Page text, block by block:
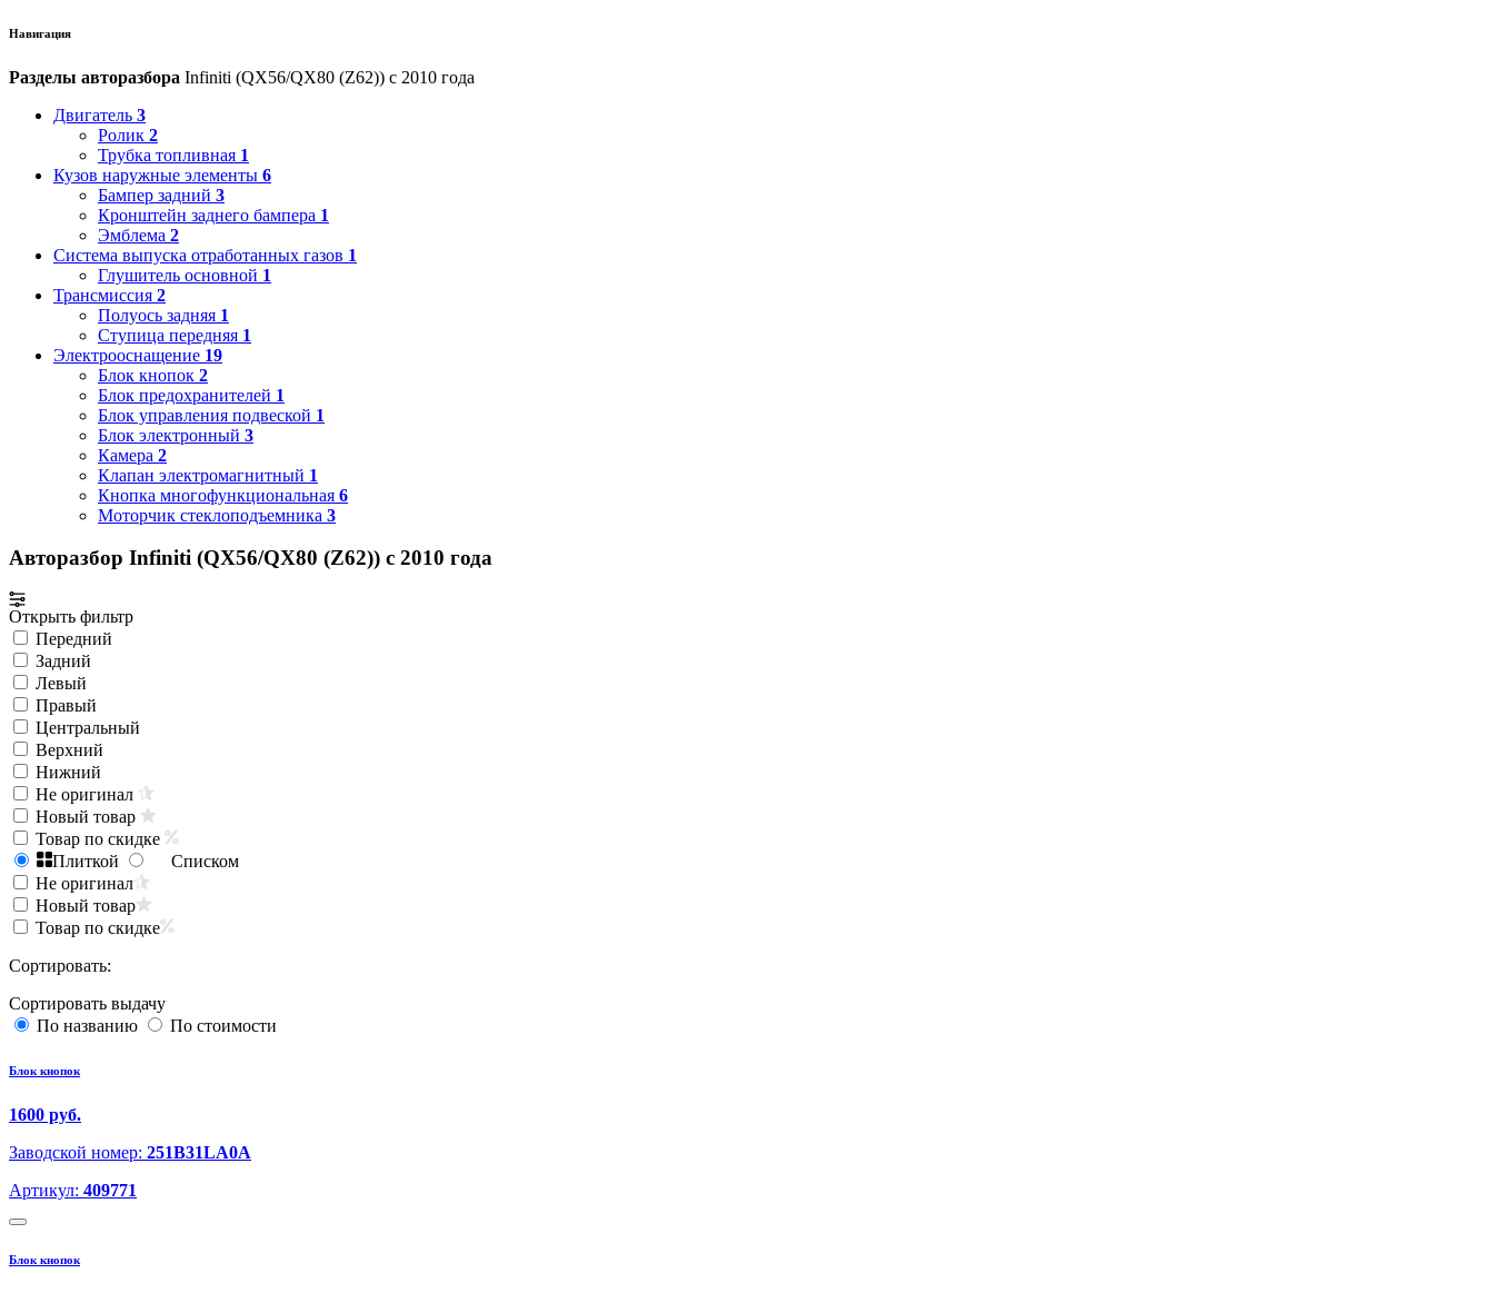
Навигация
Разделы авторазбора Infiniti (QX56/QX80 (Z62)) с 2010 года
Двигатель 3
Ролик 2
Трубка топливная 1
Кузов наружные элементы 6
Бампер задний 3
Кронштейн заднего бампера 1
Эмблема 2
Система выпуска отработанных газов 1
Глушитель основной 1
Трансмиссия 2
Полуось задняя 1
Ступица передняя 1
Электрооснащение 19
Блок кнопок 2
Блок предохранителей 1
Блок управления подвеской 1
Блок электронный 3
Камера 2
Клапан электромагнитный 1
Кнопка многофункциональная 6
Моторчик стеклоподъемника 3
Авторазбор Infiniti (QX56/QX80 (Z62)) с 2010 года
Открыть фильтр
Передний
Задний
Левый
Правый
Центральный
Верхний
Нижний
Не оригинал
Новый товар
Товар по скидке
Плиткой
Списком
Не оригинал
Новый товар
Товар по скидке
Сортировать:
Сортировать выдачу
По названию
По стоимости
Блок кнопок
1600 руб.
Заводской номер: 251B31LA0A
Артикул: 409771
Блок кнопок